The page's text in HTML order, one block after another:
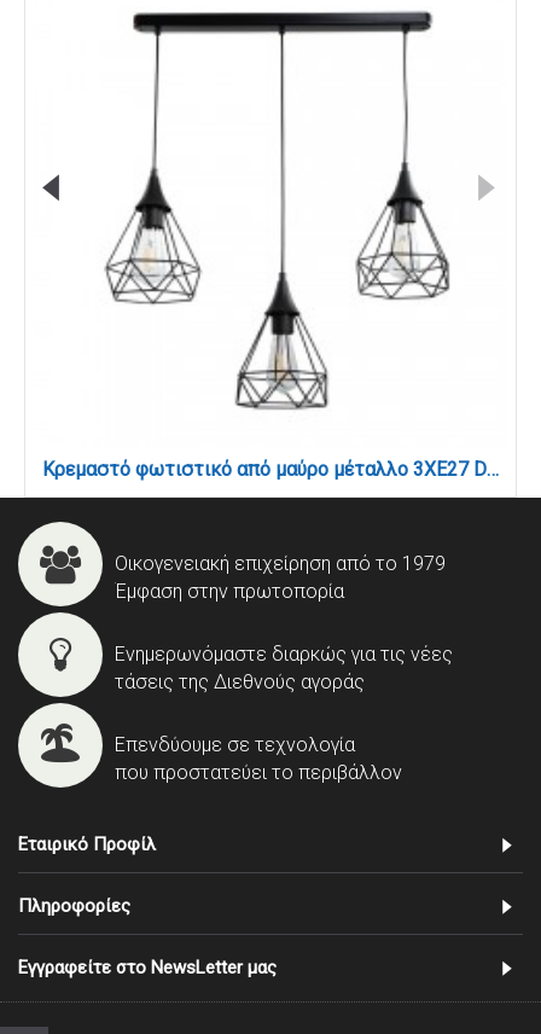
Κρεμαστό φωτιστικό από μαύρο μέταλλο 3XE27 D:60cm (4024-3-BL-RAIL)
Οικογενειακή επιχείρηση από το 1979
Έμφαση στην πρωτοπορία
Ενημερωνόμαστε διαρκώς για τις νέες
τάσεις της Διεθνούς αγοράς
Επενδύουμε σε τεχνολογία
που προστατεύει το περιβάλλον
Εταιρικό Προφίλ
Πληροφορίες
Εγγραφείτε στο NewsLetter μας